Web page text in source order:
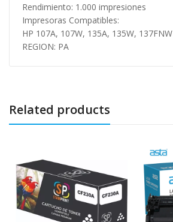
Rendimiento: 1.000 impresiones
Impresoras Compatibles:
HP 107A, 107W, 135A, 135W, 137FNW
REGION: PA
Related products